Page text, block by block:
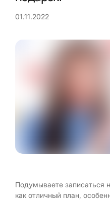
01.11.2022
Подумываете записаться
как отличный план,